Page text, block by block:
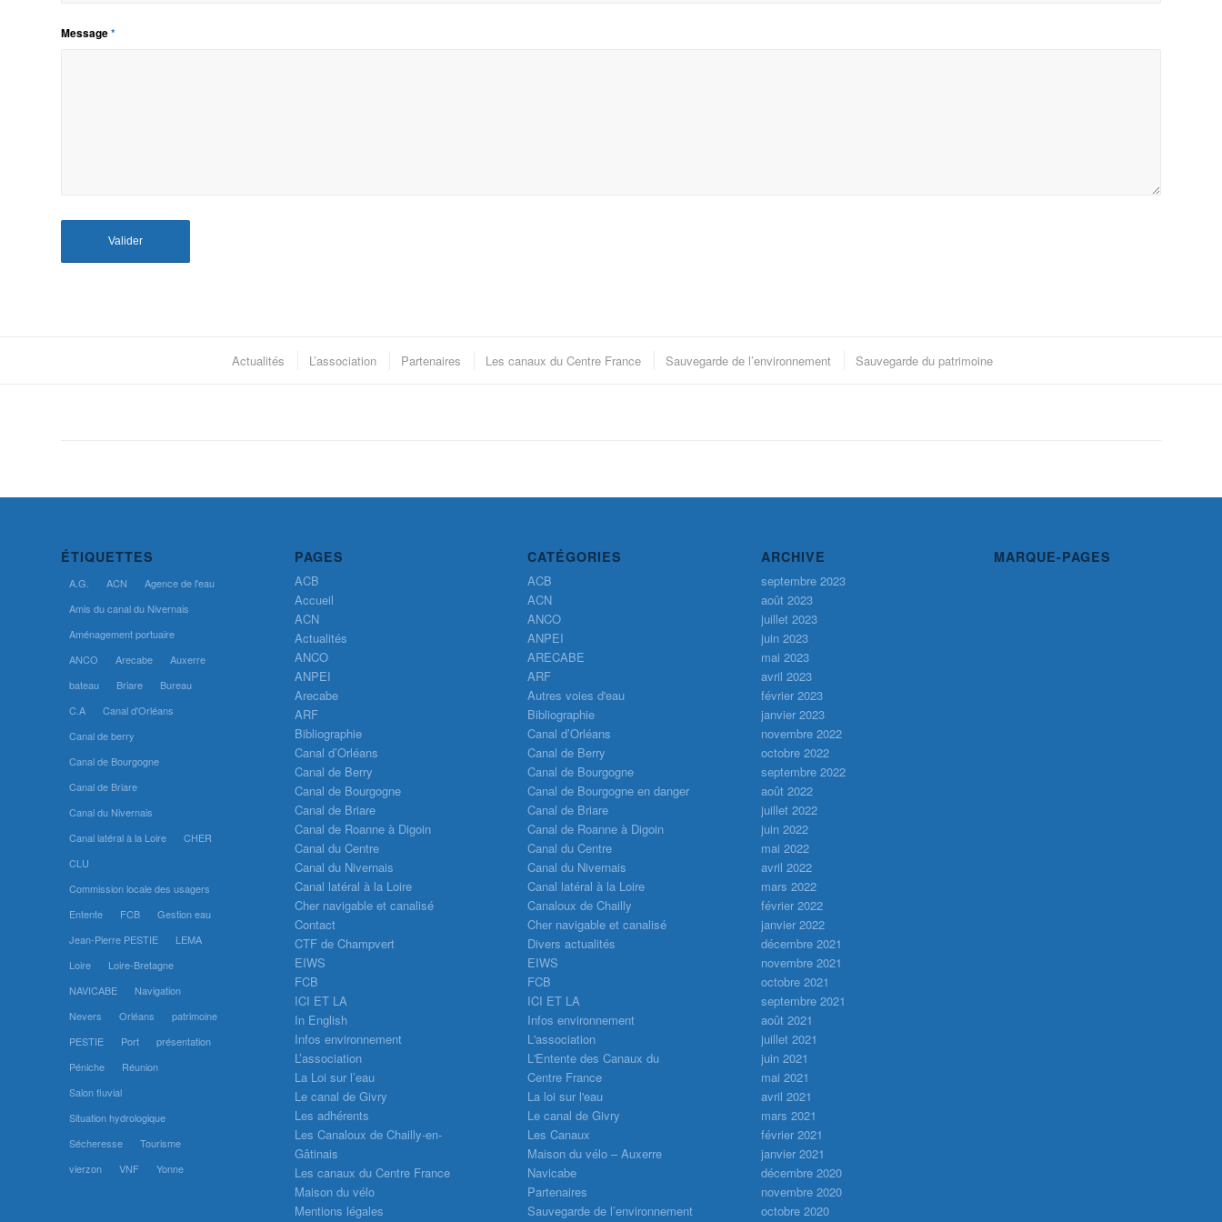
Message*
Actualités L’association Partenaires Les canaux du Centre France Sauvegarde de l’environnement Sauvegarde du patrimoine
ÉTIQUETTES
A.G. ACN
Agence de l'eau
Amis du canal du Nivernais
Aménagement portuaire
ANCO
Arecabe
Auxerre
bateau
Briare
Bureau
C.A
Canal d'Orléans
Canal de berry
Canal de Bourgogne
Canal de Briare
Canal du Nivernais
Canal latéral à la Loire
CHER
CLU
Commission locale des usagers
Entente
FCB
Gestion eau
Jean-Pierre PESTIE
LEMA
Loire
Loire-Bretagne
NAVICABE
Navigation
Nevers
Orléans
patrimoine
PESTIE
Port
présentation
Péniche
Réunion
Salon fluvial
Situation hydrologique
Sécheresse
Tourisme
vierzon
VNF Yonne
PAGES
ACB
Accueil
ACN
Actualités
ANCO
ANPEI
Arecabe
ARF
Bibliographie
Canal d’Orléans
Canal de Berry
Canal de Bourgogne
Canal de Briare
Canal de Roanne à Digoin
Canal du Centre
Canal du Nivernais
Canal latéral à la Loire
Cher navigable et canalisé
Contact
CTF de Champvert
EIWS
FCB
ICI ET LA
In English
Infos environnement
L’association
La Loi sur l’eau
Le canal de Givry
Les adhérents
Les Canaloux de Chailly-en-
Gâtinais
Les canaux du Centre France
Maison du vélo
Mentions légales
CATÉGORIES
ACB
ACN
ANCO
ANPEI
ARECABE
ARF
Autres voies d'eau
Bibliographie
Canal d’Orléans
Canal de Berry
Canal de Bourgogne
Canal de Bourgogne en danger
Canal de Briare
Canal de Roanne à Digoin
Canal du Centre
Canal du Nivernais
Canal latéral à la Loire
Canaloux de Chailly
Cher navigable et canalisé
Divers actualités
EIWS
FCB
ICI ET LA
Infos environnement
L'association
L'Entente des Canaux du
Centre France
La loi sur l'eau
Le canal de Givry
Les Canaux
Maison du vélo – Auxerre
Navicabe
Partenaires
Sauvegarde de l’environnement
ARCHIVE
septembre 2023
août 2023
juillet 2023
juin 2023
mai 2023
avril 2023
février 2023
janvier 2023
novembre 2022
octobre 2022
septembre 2022
août 2022
juillet 2022
juin 2022
mai 2022
avril 2022
mars 2022
février 2022
janvier 2022
décembre 2021
novembre 2021
octobre 2021
septembre 2021
août 2021
juillet 2021
juin 2021
mai 2021
avril 2021
mars 2021
février 2021
janvier 2021
décembre 2020
novembre 2020
octobre 2020
MARQUE-PAGES